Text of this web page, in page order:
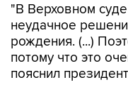
"В Верховном
неудачное
рождения. (...)
потому что это
пояснил